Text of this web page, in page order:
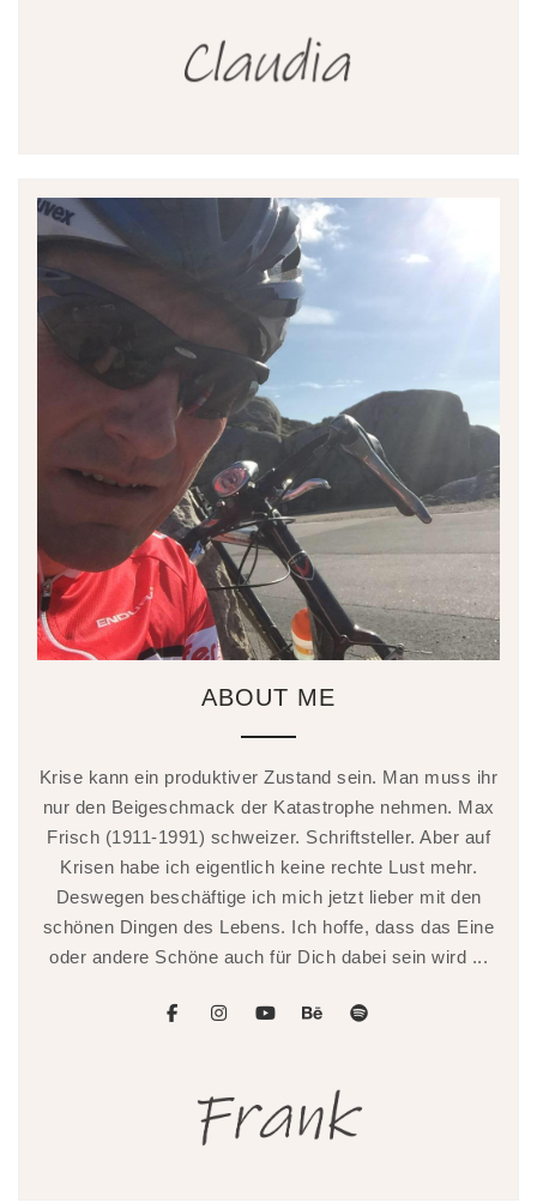
ABOUT ME
Krise kann ein produktiver Zustand sein. Man muss ihr
nur den Beigeschmack der Katastrophe nehmen. Max
Frisch (1911-1991) schweizer. Schriftsteller. Aber auf
Krisen habe ich eigentlich keine rechte Lust mehr.
Deswegen beschäftige ich mich jetzt lieber mit den
schönen Dingen des Lebens. Ich hoffe, dass das Eine
oder andere Schöne auch für Dich dabei sein wird ...